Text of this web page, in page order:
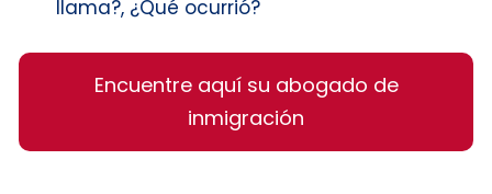
llama?, ¿Qué ocurrió?
Encuentre aquí su abogado de
inmigración